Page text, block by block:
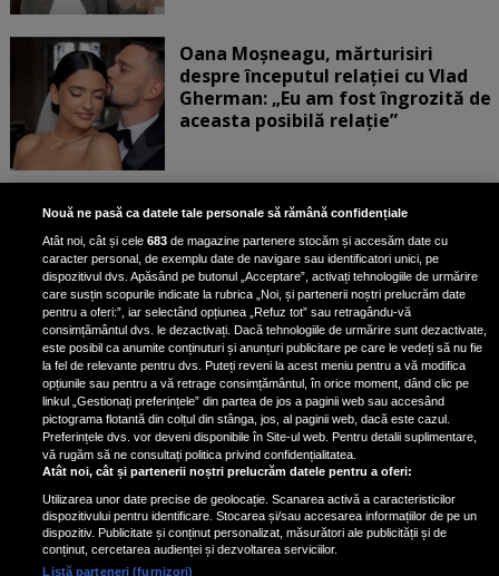
Oana Moșneagu, mărturisiri
despre începutul relației cu Vlad
Gherman: „Eu am fost îngrozită de
aceasta posibilă relație”
Unde locuiesc Alberto Guță și
iubita lui, după ce au plecat din
casa Narcisei Balaban: „Noi
suntem într-o casă cu două-trei
etaje”
Oana Roman, achiziție după
achiziție. Suma exorbitantă pe
care a scos-o din buzunar pentru o
pereche de ochelari de soare și un
parfum
Nouă ne pasă ca datele tale personale să rămână confidențiale
Atât noi, cât și cele683 de magazine partenere stocăm și accesăm date cu
caracter personal, de exemplu date de navigare sau identificatori unici, pe
dispozitivul dvs. Apăsând pe butonul „Acceptare”, activați tehnologiile de urmărire
care susțin scopurile indicate la rubrica „Noi, și partenerii noștri prelucrăm date
pentru a oferi:”, iar selectând opțiunea „Refuz tot” sau retragându-vă
consimțământul dvs. le dezactivați. Dacă tehnologiile de urmărire sunt dezactivate,
este posibil ca anumite conținuturi și anunțuri publicitare pe care le vedeți să nu fie
la fel de relevante pentru dvs. Puteți reveni la acest meniu pentru a vă modifica
opțiunile sau pentru a vă retrage consimțământul, în orice moment, dând clic pe
linkul „Gestionați preferințele” din partea de jos a paginii web sau accesând
pictograma flotantă din colțul din stânga, jos, al paginii web, dacă este cazul.
Preferințele dvs. vor deveni disponibile în Site-ul web. Pentru detalii suplimentare,
vă rugăm să ne consultați politica privind confidențialitatea.
Atât noi, cât și partenerii noștri prelucrăm datele pentru a oferi:
Utilizarea unor date precise de geolocație. Scanarea activă a caracteristicilor
dispozitivului pentru identificare. Stocarea și/sau accesarea informațiilor de pe un
dispozitiv. Publicitate și conținut personalizat, măsurători ale publicității și de
conținut, cercetarea audienței și dezvoltarea serviciilor.
Listă parteneri (furnizori)